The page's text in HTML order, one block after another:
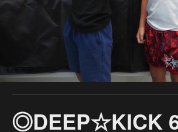
◎DEEP☆KICK